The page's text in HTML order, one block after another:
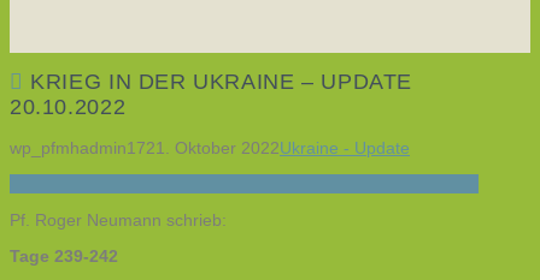
KRIEG IN DER UKRAINE – UPDATE
20.10.2022
wp_pfmhadmin1721. Oktober 2022Ukraine - Update
Pf. Roger Neumann schrieb:
Tage 239-242